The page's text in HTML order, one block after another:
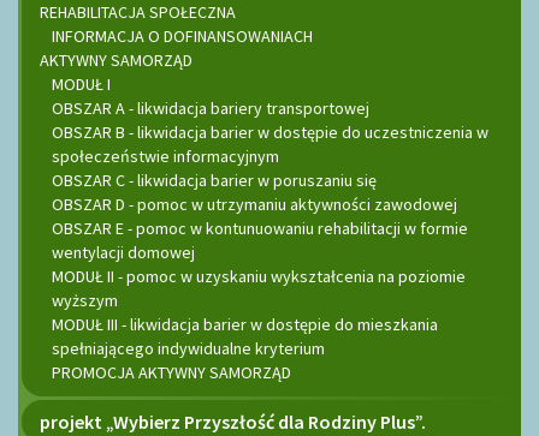
boczne
REHABILITACJA SPOŁECZNA
INFORMACJA O DOFINANSOWANIACH
AKTYWNY SAMORZĄD
MODUŁ I
OBSZAR A - likwidacja bariery transportowej
OBSZAR B - likwidacja barier w dostępie do uczestniczenia w
społeczeństwie informacyjnym
OBSZAR C - likwidacja barier w poruszaniu się
OBSZAR D - pomoc w utrzymaniu aktywności zawodowej
OBSZAR E - pomoc w kontunuowaniu rehabilitacji w formie
wentylacji domowej
MODUŁ II - pomoc w uzyskaniu wykształcenia na poziomie
wyższym
MODUŁ III - likwidacja barier w dostępie do mieszkania
spełniającego indywidualne kryterium
PROMOCJA AKTYWNY SAMORZĄD
projekt „Wybierz Przyszłość dla Rodziny Plus”.